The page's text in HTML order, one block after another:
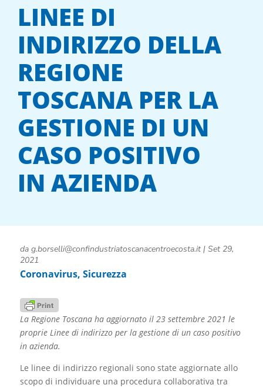
LINEE DI
INDIRIZZO DELLA
REGIONE
TOSCANA PER LA
GESTIONE DI UN
CASO POSITIVO
IN AZIENDA
da g.borselli@confindustriatoscanacentroecosta.it| Set 29,
2021
Coronavirus, Sicurezza
La Regione Toscana ha aggiornato il 23 settembre 2021 le
proprie Linee di indirizzo per la gestione di un caso positivo
in azienda.
Le linee di indirizzo regionali sono state aggiornate allo
scopo di individuare una procedura collaborativa tra